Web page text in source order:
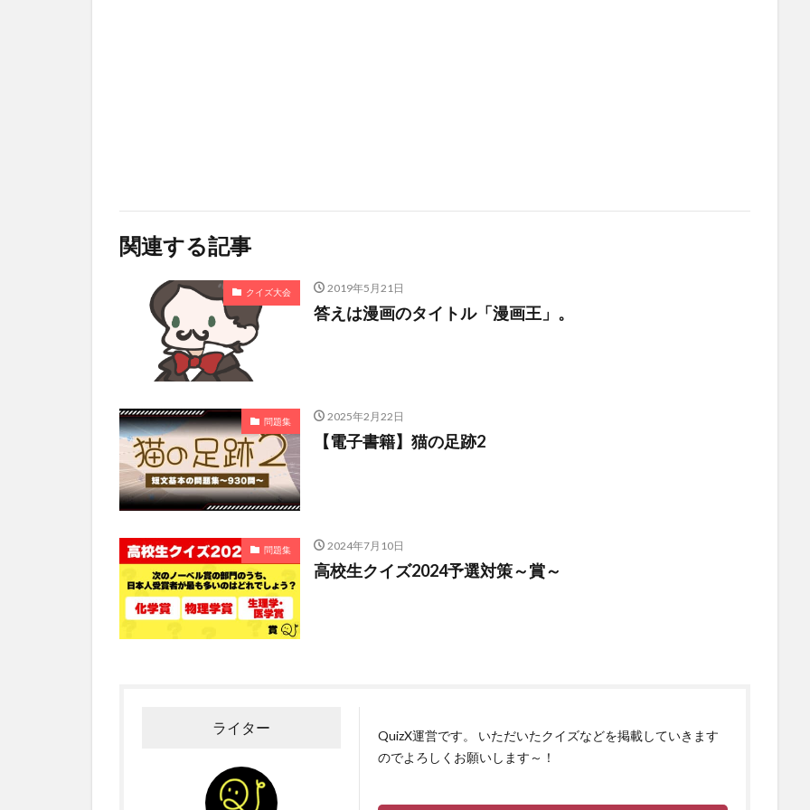
関連する記事
クイズ大会 2019年5月21日
答えは漫画のタイトル「漫画王」。
問題集 2025年2月22日
【電子書籍】猫の足跡2
問題集 2024年7月10日
高校生クイズ2024予選対策～賞～
ライター
QuizX運営です。 いただいたクイズなどを掲載していきます
のでよろしくお願いします～！